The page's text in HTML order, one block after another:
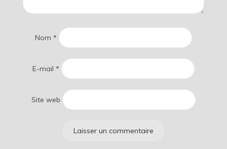
Nom *
E-mail *
Site web